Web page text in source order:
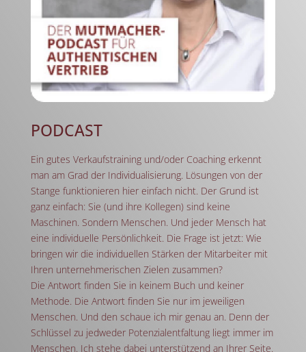
PODCAST
Ein gutes Verkaufstraining und/oder Coaching erkennt
man am Grad der Individualisierung. Lösungen von der
Stange funktionieren hier einfach nicht. Der Grund ist
ganz einfach: Sie (und ihre Kollegen) sind keine
Maschinen. Sondern Menschen. Und jeder Mensch hat
eine individuelle Persönlichkeit. Die Frage ist jetzt: Wie
bringen wir die individuellen Stärken der Mitarbeiter mit
Ihren unternehmerischen Zielen zusammen?
Die Antwort finden Sie in keinem Buch und keiner
Methode. Die Antwort finden Sie nur im jeweiligen
Menschen. Und den schaue ich mir genau an. Denn der
Schlüssel zu jedweder Potenzialentfaltung liegt immer im
Menschen. Ich stehe dabei unterstützend an Ihrer Seite.